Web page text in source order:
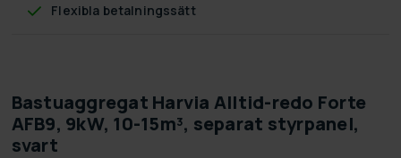
Flexibla betalningssätt
Bastuaggregat Harvia Alltid-redo Forte
AFB9, 9kW, 10-15m³, separat styrpanel,
svart